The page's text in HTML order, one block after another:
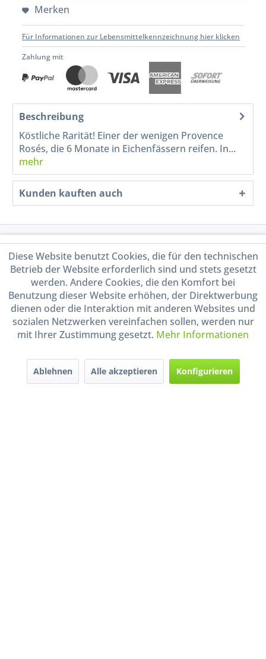
Merken
Für Informationen zur Lebensmittelkennzeichnung hier klicken
Zahlung mit
Beschreibung
Köstliche Rarität! Einer der wenigen Provence
Rosés, die 6 Monate in Eichenfässern reifen. In...
mehr
Kunden kauften auch
Shop Service
Informationen
Handel mit BIO-Weinen
durch DE-ÖKO-009
Diese Website benutzt Cookies, die für den technischen
Betrieb der Website erforderlich sind und stets gesetzt
werden. Andere Cookies, die den Komfort bei
Benutzung dieser Website erhöhen, der Direktwerbung
dienen oder die Interaktion mit anderen Websites und
sozialen Netzwerken vereinfachen sollen, werden nur
mit Ihrer Zustimmung gesetzt. Mehr Informationen
Ablehnen Alle akzeptieren Konfigurieren